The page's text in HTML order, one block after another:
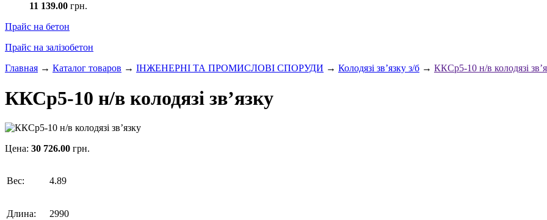
11 139.00 грн.
Прайс на бетон
Прайс на залізобетон
Главная → Каталог товаров → ІНЖЕНЕРНІ ТА ПРОМИСЛОВІ СПОРУДИ → Колодязі зв’язку з/б → ККСр5-10 н/в колодязі
ККСр5-10 н/в колодязі зв’язку
Цена: 30 726.00 грн.
Вес: 4.89
Длина: 2990